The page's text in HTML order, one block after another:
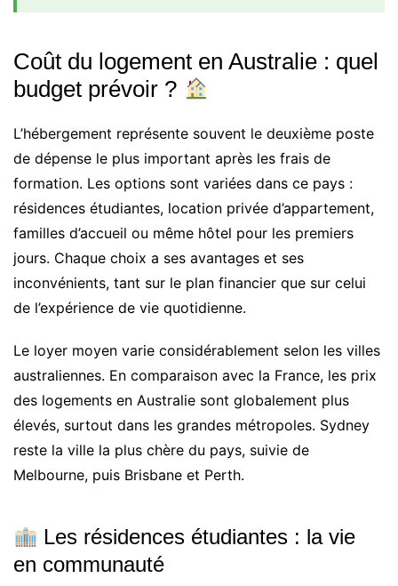
Coût du logement en Australie : quel
budget prévoir ?
L’hébergement représente souvent le deuxième poste
de dépense le plus important après les frais de
formation. Les options sont variées dans ce pays :
résidences étudiantes, location privée d’appartement,
familles d’accueil ou même hôtel pour les premiers
jours. Chaque choix a ses avantages et ses
inconvénients, tant sur le plan financier que sur celui
de l’expérience de vie quotidienne.
Le loyer moyen varie considérablement selon les villes
australiennes. En comparaison avec la France, les prix
des logements en Australie sont globalement plus
élevés, surtout dans les grandes métropoles. Sydney
reste la ville la plus chère du pays, suivie de
Melbourne, puis Brisbane et Perth.
Les résidences étudiantes : la vie
en communauté